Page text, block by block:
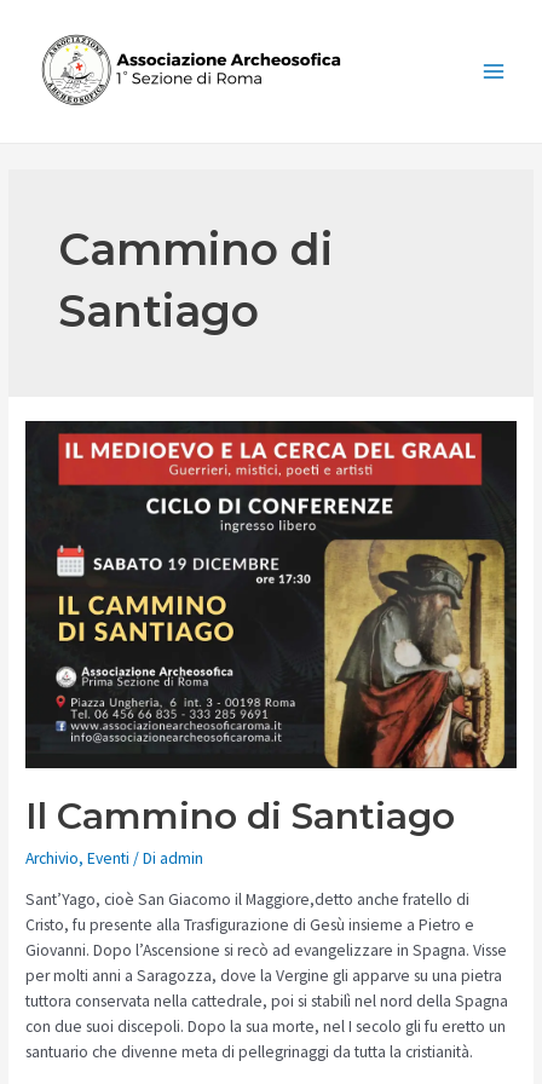
contenuto
Cammino di
Santiago
Il Cammino di Santiago
Archivio,Eventi / Diadmin
Sant’Yago, cioè San Giacomo il Maggiore,detto anche fratello di
Cristo, fu presente alla Trasfigurazione di Gesù insieme a Pietro e
Giovanni. Dopo l’Ascensione si recò ad evangelizzare in Spagna. Visse
per molti anni a Saragozza, dove la Vergine gli apparve su una pietra
tuttora conservata nella cattedrale, poi si stabilì nel nord della Spagna
con due suoi discepoli. Dopo la sua morte, nel I secolo gli fu eretto un
santuario che divenne meta di pellegrinaggi da tutta la cristianità.